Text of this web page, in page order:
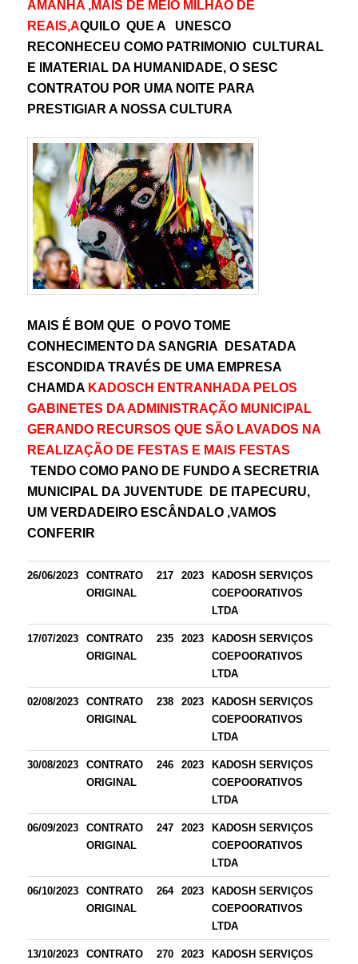
AMANHA ,MAIS DE MEIO MILHÃO DE
REAIS,AQUILO QUE A UNESCO
RECONHECEU COMO PATRIMONIO CULTURAL
E IMATERIAL DA HUMANIDADE, O SESC
CONTRATOU POR UMA NOITE PARA
PRESTIGIAR A NOSSA CULTURA
MAIS É BOM QUE O POVO TOME
CONHECIMENTO DA SANGRIA DESATADA
ESCONDIDA TRAVÉS DE UMA EMPRESA
CHAMDA KADOSCH ENTRANHADA PELOS
GABINETES DA ADMINISTRAÇÃO MUNICIPAL
GERANDO RECURSOS QUE SÃO LAVADOS NA
REALIZAÇÃO DE FESTAS E MAIS FESTAS
TENDO COMO PANO DE FUNDO A SECRETRIA
MUNICIPAL DA JUVENTUDE DE ITAPECURU,
UM VERDADEIRO ESCÂNDALO ,VAMOS
CONFERIR
26/06/2023
CONTRATO
ORIGINAL
217 2023
KADOSH SERVIÇOS
COEPOORATIVOS
LTDA
17/07/2023
CONTRATO
ORIGINAL
235 2023
KADOSH SERVIÇOS
COEPOORATIVOS
LTDA
02/08/2023
CONTRATO
ORIGINAL
238 2023
KADOSH SERVIÇOS
COEPOORATIVOS
LTDA
30/08/2023
CONTRATO
ORIGINAL
246 2023
KADOSH SERVIÇOS
COEPOORATIVOS
LTDA
06/09/2023
CONTRATO
ORIGINAL
247 2023
KADOSH SERVIÇOS
COEPOORATIVOS
LTDA
06/10/2023
CONTRATO
ORIGINAL
264 2023
KADOSH SERVIÇOS
COEPOORATIVOS
LTDA
13/10/2023
CONTRATO
270 2023
KADOSH SERVIÇOS